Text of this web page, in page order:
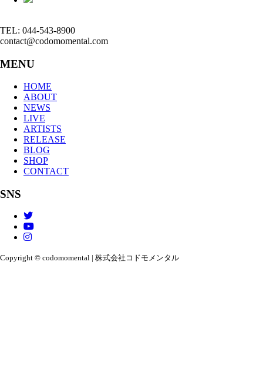
TEL: 044-543-8900
contact@codomomental.com
MENU
HOME
ABOUT
NEWS
LIVE
ARTISTS
RELEASE
BLOG
SHOP
CONTACT
SNS
Copyright © codomomental | 株式会社コドモメンタル